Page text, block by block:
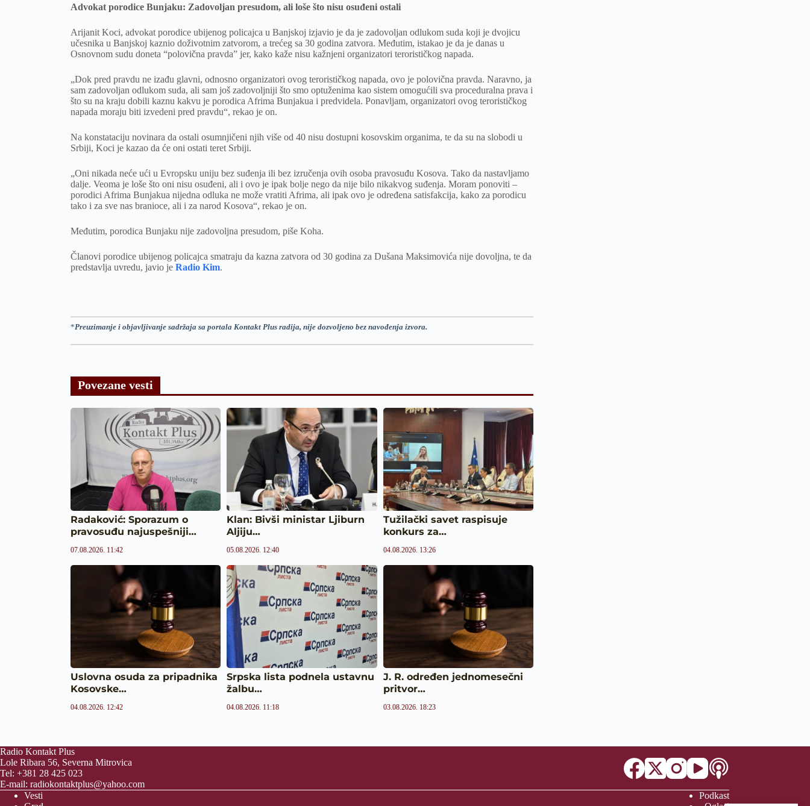
Advokat porodice Bunjaku: Zadovoljan presudom, ali loše što nisu osuđeni ostali
Arijanit Koci, advokat porodice ubijenog policajca u Banjskoj izjavio je da je zadovoljan odlukom suda koji je dvojicu
učesnika u Banjskoj kaznio doživotnim zatvorom, a trećeg sa 30 godina zatvora. Međutim, istakao je da je danas u
Osnovnom sudu doneta “polovična pravda” jer, kako kaže nisu kažnjeni organizatori terorističkog napada.
„Dok pred pravdu ne izađu glavni, odnosno organizatori ovog terorističkog napada, ovo je polovična pravda. Naravno, ja
sam zadovoljan odlukom suda, ali sam još zadovoljniji što smo optuženima kao sistem omogućili sva proceduralna prava i
što su na kraju dobili kaznu kakvu je porodica Afrima Bunjakua i predvidela. Ponavljam, organizatori ovog terorističkog
napada moraju biti izvedeni pred pravdu“, rekao je on.
Na konstataciju novinara da ostali osumnjičeni njih više od 40 nisu dostupni kosovskim organima, te da su na slobodi u
Srbiji, Koci je kazao da će oni ostati teret Srbiji.
„Oni nikada neće ući u Evropsku uniju bez suđenja ili bez izručenja ovih osoba pravosuđu Kosova. Tako da nastavljamo
dalje. Veoma je loše što oni nisu osuđeni, ali i ovo je ipak bolje nego da nije bilo nikakvog suđenja. Moram ponoviti –
porodici Afrima Bunjakua nijedna odluka ne može vratiti Afrima, ali ipak ovo je određena satisfakcija, kako za porodicu
tako i za sve nas branioce, ali i za narod Kosova“, rekao je on.
Međutim, porodica Bunjaku nije zadovoljna presudom, piše Koha.
Članovi porodice ubijenog policajca smatraju da kazna zatvora od 30 godina za Dušana Maksimovića nije dovoljna, te da
predstavlja uvredu, javio je Radio Kim.
*Preuzimanje i objavljivanje sadržaja sa portala Kontakt Plus radija, nije dozvoljeno bez navođenja izvora.
Povezane vesti
Radaković: Sporazum o
pravosuđu najuspešniji…
07.08.2026. 11:42
Klan: Bivši ministar Ljiburn
Aljiju…
05.08.2026. 12:40
Tužilački savet raspisuje
konkurs za…
04.08.2026. 13:26
Uslovna osuda za pripadnika
Kosovske…
04.08.2026. 12:42
Srpska lista podnela ustavnu
žalbu…
04.08.2026. 11:18
J. R. određen jednomesečni
pritvor…
03.08.2026. 18:23
Radio Kontakt Plus
Lole Ribara 56, Severna Mitrovica
Tel: +381 28 425 023
E-mail: radiokontaktplus@yahoo.com
Vesti
Podkast